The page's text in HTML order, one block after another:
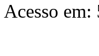
Acesso em: